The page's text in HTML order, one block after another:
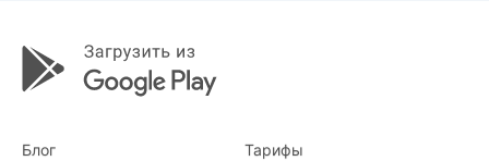
Блог Тарифы